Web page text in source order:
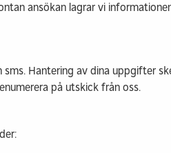
ansökan lagrar vi
Hantering av dina uppgifter
på utskick från oss.